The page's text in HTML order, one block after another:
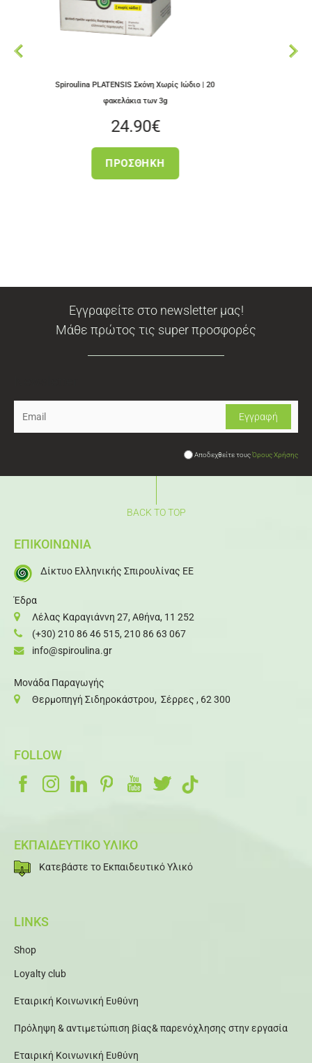
PLATENSIS Σκόνη Χωρίς Ιώδιο | 20
Εγγραφείτε στο newsletter μας!
Μάθε πρώτος τις super προσφορές
Αποδεχθείτε τουςΌρους Χρήσης
BACK TO TOP
ΕΠΙΚΟΙΝΩΝΙΑ
Δίκτυο Ελληνικής Σπιρουλίνας ΕΕ
Έδρα
Λέλας Καραγιάννη 27, Αθήνα, 11 252
(+30) 210 86 46 515, 210 86 63 067
info@spiroulina.gr
Μονάδα Παραγωγής
Θερμοπηγή Σιδηροκάστρου, Σέρρες , 62 300
FOLLOW
ΕΚΠΑΙΔΕΥΤΙΚΟ ΥΛΙΚΟ
Κατεβάστε το Εκπαιδευτικό Υλικό
LINKS
Shop
Loyalty club
Εταιρική Κοινωνική Ευθύνη
Πρόληψη & αντιμετώπιση βίας& παρενόχλησης στην εργασία
Εταιρική Κοινωνική Ευθύνη